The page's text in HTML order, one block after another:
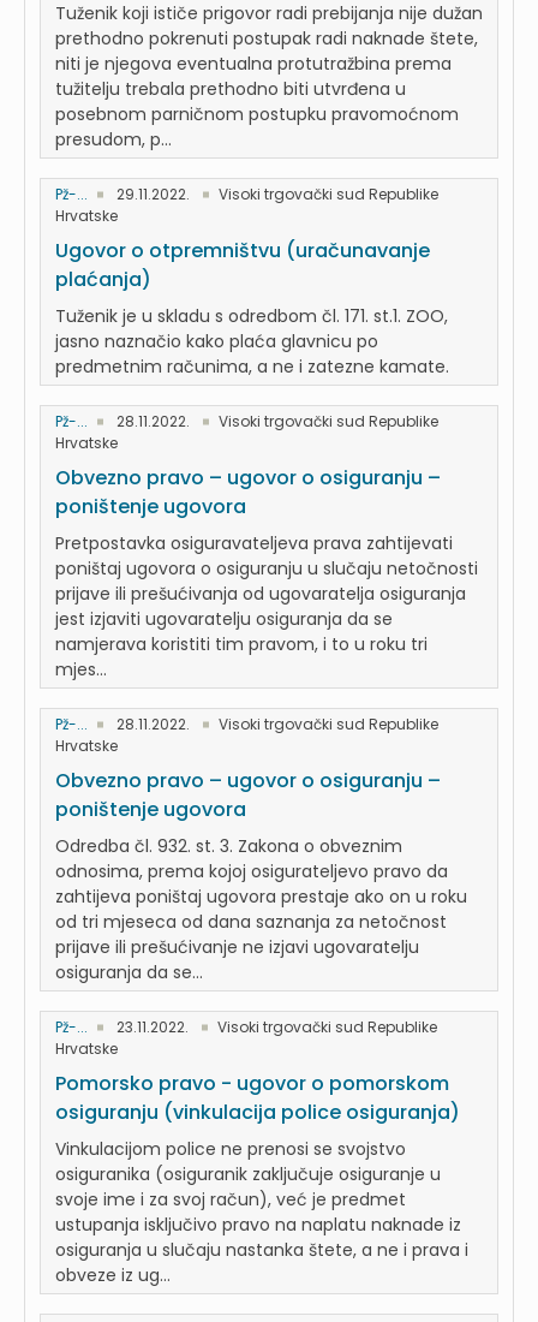
Tuženik koji ističe prigovor radi prebijanja nije dužan
prethodno pokrenuti postupak radi naknade štete,
niti je njegova eventualna protutražbina prema
tužitelju trebala prethodno biti utvrđena u
posebnom parničnom postupku pravomoćnom
presudom, p...
Pž-... 29.11.2022.
Visoki trgovački sud Republike
Hrvatske
Ugovor o otpremništvu (uračunavanje
plaćanja)
Tuženik je u skladu s odredbom čl. 171. st.1. ZOO,
jasno naznačio kako plaća glavnicu po
predmetnim računima, a ne i zatezne kamate.
Pž-... 28.11.2022.
Visoki trgovački sud Republike
Hrvatske
Obvezno pravo – ugovor o osiguranju –
poništenje ugovora
Pretpostavka osiguravateljeva prava zahtijevati
poništaj ugovora o osiguranju u slučaju netočnosti
prijave ili prešućivanja od ugovaratelja osiguranja
jest izjaviti ugovaratelju osiguranja da se
namjerava koristiti tim pravom, i to u roku tri
mjes...
Pž-... 28.11.2022.
Visoki trgovački sud Republike
Hrvatske
Obvezno pravo – ugovor o osiguranju –
poništenje ugovora
Odredba čl. 932. st. 3. Zakona o obveznim
odnosima, prema kojoj osigurateljevo pravo da
zahtijeva poništaj ugovora prestaje ako on u roku
od tri mjeseca od dana saznanja za netočnost
prijave ili prešućivanje ne izjavi ugovaratelju
osiguranja da se...
Pž-... 23.11.2022.
Visoki trgovački sud Republike
Hrvatske
Pomorsko pravo - ugovor o pomorskom
osiguranju (vinkulacija police osiguranja)
Vinkulacijom police ne prenosi se svojstvo
osiguranika (osiguranik zaključuje osiguranje u
svoje ime i za svoj račun), već je predmet
ustupanja isključivo pravo na naplatu naknade iz
osiguranja u slučaju nastanka štete, a ne i prava i
obveze iz ug...